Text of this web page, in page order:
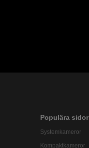
Populära sidor
Systemkameror
Kompaktkameror